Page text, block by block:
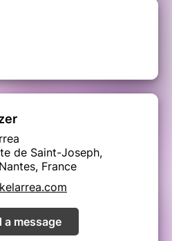
de Saint-Joseph,
France
a message